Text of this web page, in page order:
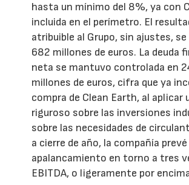
hasta un mínimo del 8%, ya con
incluida en el perímetro. El
atribuible al Grupo, sin ajustes,
682 millones de euros. La deuda
neta se mantuvo controlada en
millones de euros, cifra que ya
compra de Clean Earth, al aplicar
riguroso sobre las inversiones
sobre las necesidades de
a cierre de año, la compañía prevé
apalancamiento en torno a tres
EBITDA, o ligeramente por